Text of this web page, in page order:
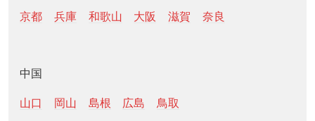
京都 兵庫 和歌山 大阪 滋賀 奈良
中国
山口 岡山 島根 広島 鳥取